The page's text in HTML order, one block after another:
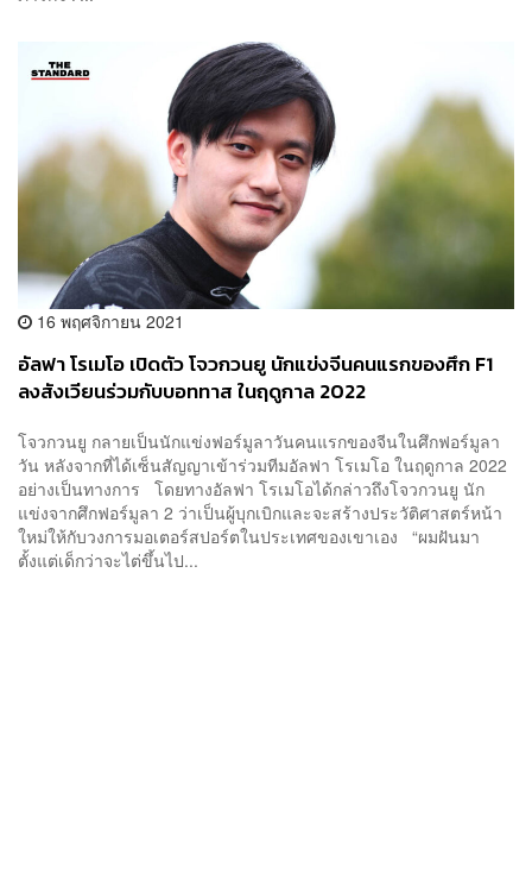
16 พฤศจิกายน 2021
อัลฟา โรเมโอ เปิดตัว โจวกวนยู นักแข่งจีนคนแรกของศึก F1
ลงสังเวียนร่วมกับบอททาส ในฤดูกาล 2022
โจวกวนยู กลายเป็นนักแข่งฟอร์มูลาวันคนแรกของจีนในศึกฟอร์มูลา
วัน หลังจากที่ได้เซ็นสัญญาเข้าร่วมทีมอัลฟา โรเมโอ ในฤดูกาล 2022
อย่างเป็นทางการ โดยทางอัลฟา โรเมโอได้กล่าวถึงโจวกวนยู นัก
แข่งจากศึกฟอร์มูลา 2 ว่าเป็นผู้บุกเบิกและจะสร้างประวัติศาสตร์หน้า
ใหม่ให้กับวงการมอเตอร์สปอร์ตในประเทศของเขาเอง “ผมฝันมา
ตั้งแต่เด็กว่าจะไต่ขึ้นไป...